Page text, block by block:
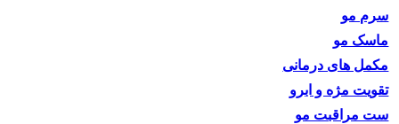
سرم مو
ماسک مو
مکمل های درمانی
تقویت مژه و ابرو
ست مراقبت مو